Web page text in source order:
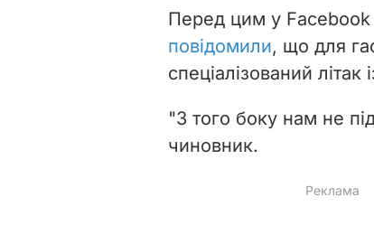
Перед цим у Facebook
повідомили, що для
спеціалізований літак
"З того боку нам не
чиновник.